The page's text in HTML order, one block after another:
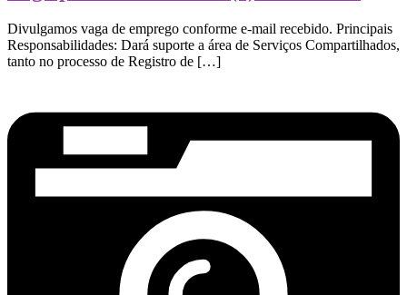
Divulgamos vaga de emprego conforme e-mail recebido. Principais
Responsabilidades: Dará suporte a área de Serviços Compartilhados,
tanto no processo de Registro de […]